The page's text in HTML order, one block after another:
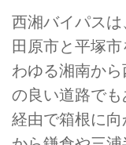
西湘バイパス
田原市と平塚
わゆる湘南か
の良い道路で
経由で箱根に